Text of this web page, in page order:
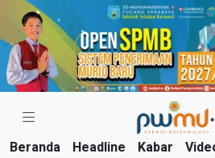
Skip
content
Beranda Headline Kabar